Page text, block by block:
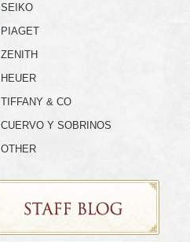
SEIKO
PIAGET
ZENITH
HEUER
TIFFANY & CO
CUERVO Y SOBRINOS
OTHER